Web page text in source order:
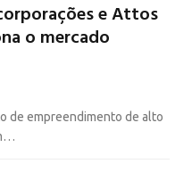
e Attos
o mercado
de empreendimento de alto